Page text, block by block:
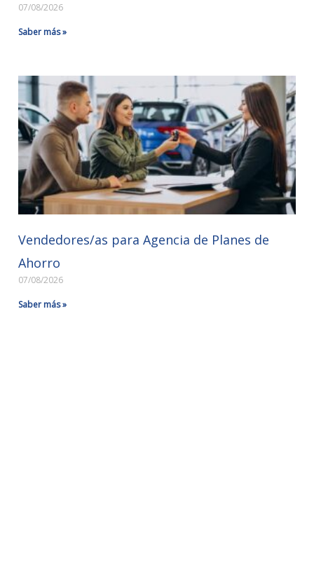
07/08/2026
Saber más »
Vendedores/as para Agencia de Planes de
Ahorro
07/08/2026
Saber más »